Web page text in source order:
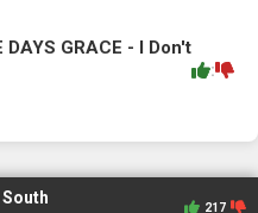
DAYS GRACE - I Don't
:
South 217